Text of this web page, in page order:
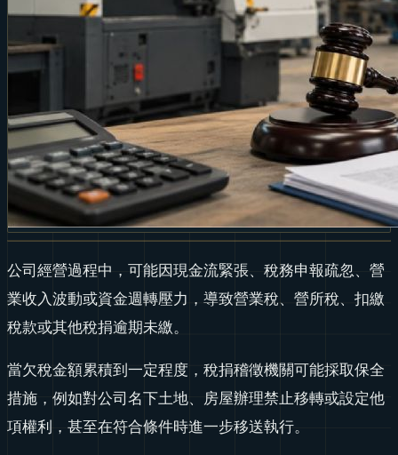
公司經營過程中，可能因現金流緊張、稅務申報疏忽、營
業收入波動或資金週轉壓力，導致營業稅、營所稅、扣繳
稅款或其他稅捐逾期未繳。
當欠稅金額累積到一定程度，稅捐稽徵機關可能採取保全
措施，例如對公司名下土地、房屋辦理禁止移轉或設定他
項權利，甚至在符合條件時進一步移送執行。